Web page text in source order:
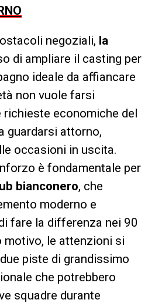
negoziali, la
di ampliare il casting per
ideale da affiancare
non vuole farsi
richieste economiche del
guardarsi attorno,
occasioni in uscita.
è fondamentale per
bianconero, che
moderno e
fare la differenza nei 90
motivo, le attenzioni si
piste di grandissimo
che potrebbero
squadre durante